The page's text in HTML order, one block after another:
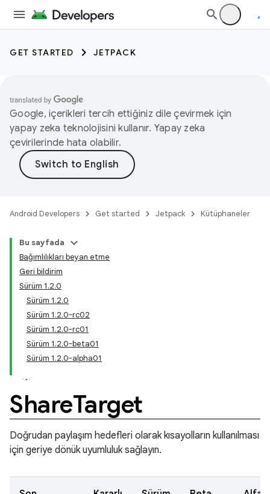
GET STARTED JETPACK
Google, içerikleri tercih ettiğiniz dile çevirmek için
yapay zeka teknolojisini kullanır. Yapay zeka
çevirilerinde hata olabilir.
Android Developers Get started Jetpack Kütüphaneler
Bu sayfada
Bağımlılıkları beyan etme
Geri bildirim
Sürüm 1.2.0
Sürüm 1.2.0
Sürüm 1.2.0-rc02
Sürüm 1.2.0-rc01
Sürüm 1.2.0-beta01
Sürüm 1.2.0-alpha01
ShareTarget
Doğrudan paylaşım hedefleri olarak kısayolların kullanılması
için geriye dönük uyumluluk sağlayın.